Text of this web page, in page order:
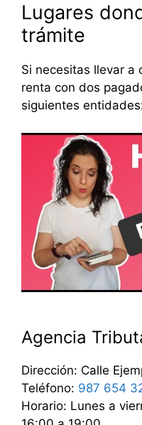
Lugares
trámite
Si necesitas llevar a
renta con dos
siguientes
Agencia
Dirección: Calle
Teléfono: 987 654
Horario: Lunes a